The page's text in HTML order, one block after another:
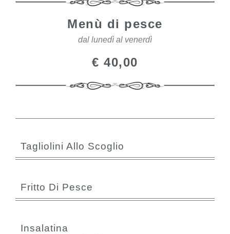
Menù di pesce
dal lunedì al venerdì
€ 40,00
Tagliolini Allo Scoglio
Fritto Di Pesce
Insalatina